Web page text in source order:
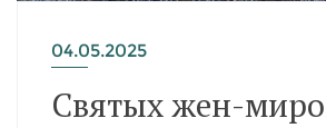
04.05.2025
Святых жен-